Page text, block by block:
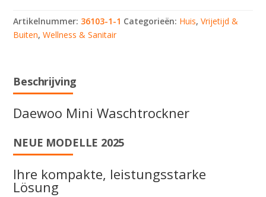
Waschtrockner
Wohnmobil
BGX05
aantal
Artikelnummer: 36103-1-1 Categorieën: Huis,Vrijetijd &
Buiten,Wellness & Sanitair
Beschrijving
Daewoo Mini Waschtrockner
NEUE MODELLE 2025
Ihre kompakte, leistungsstarke
Lösung